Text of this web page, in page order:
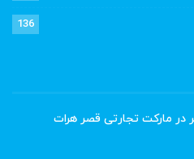
136
مارکت تجارتی قصر هرات